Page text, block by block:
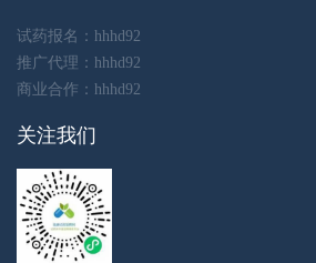
试药报名：hhhd92
推广代理：hhhd92
商业合作：hhhd92
关注我们